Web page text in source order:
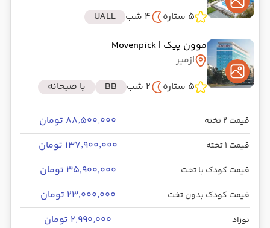
5 ستاره
4 شب
UALL
موون پیک | Movenpick
ازمیر
5 ستاره
2 شب BB با صبحانه
قیمت 2 تخته ۸۸٬۵۰۰٬۰۰۰ تومان
قیمت 1 تخته ۱۳۷٬۹۰۰٬۰۰۰ تومان
قیمت کودک با تخت ۳۵٬۹۰۰٬۰۰۰ تومان
قیمت کودک بدون تخت ۲۳٬۰۰۰٬۰۰۰ تومان
نوزاد ۲٬۹۹۰٬۰۰۰ تومان